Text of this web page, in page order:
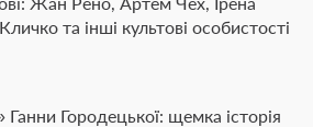
та інші культові особистості
Ганни Городецької: щемка історія